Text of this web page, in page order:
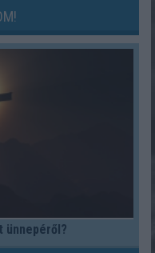
ünnepéről?